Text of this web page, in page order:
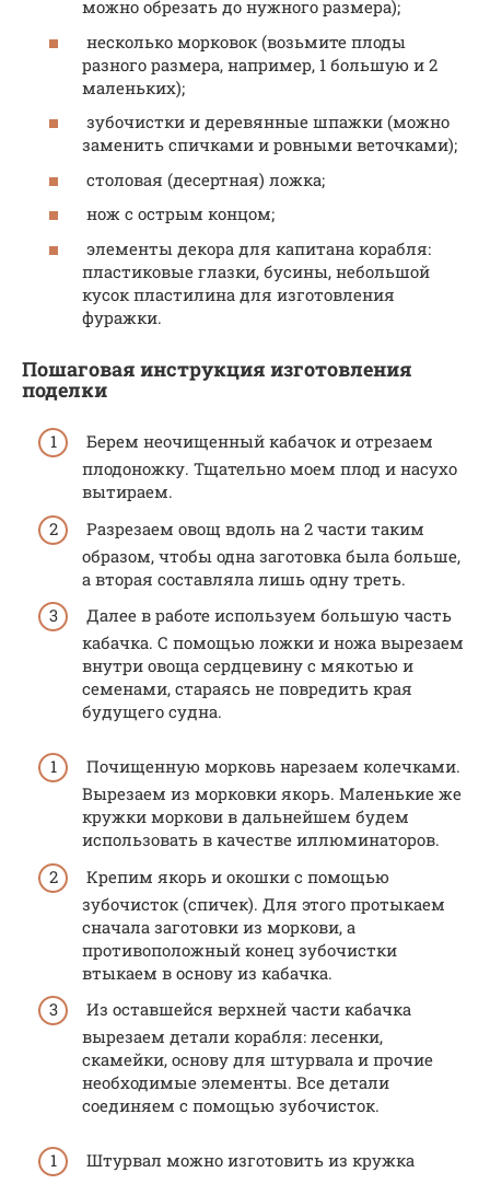
можно обрезать до нужного размера);
несколько морковок (возьмите плоды
разного размера, например, 1 большую и 2
маленьких);
зубочистки и деревянные шпажки (можно
заменить спичками и ровными веточками);
столовая (десертная) ложка;
нож с острым концом;
элементы декора для капитана корабля:
пластиковые глазки, бусины, небольшой
кусок пластилина для изготовления
фуражки.
Пошаговая инструкция изготовления
поделки
Берем неочищенный кабачок и отрезаем
плодоножку. Тщательно моем плод и насухо
вытираем.
Разрезаем овощ вдоль на 2 части таким
образом, чтобы одна заготовка была больше,
а вторая составляла лишь одну треть.
Далее в работе используем большую часть
кабачка. С помощью ложки и ножа вырезаем
внутри овоща сердцевину с мякотью и
семенами, стараясь не повредить края
будущего судна.
Почищенную морковь нарезаем колечками.
Вырезаем из морковки якорь. Маленькие же
кружки моркови в дальнейшем будем
использовать в качестве иллюминаторов.
Крепим якорь и окошки с помощью
зубочисток (спичек). Для этого протыкаем
сначала заготовки из моркови, а
противоположный конец зубочистки
втыкаем в основу из кабачка.
Из оставшейся верхней части кабачка
вырезаем детали корабля: лесенки,
скамейки, основу для штурвала и прочие
необходимые элементы. Все детали
соединяем с помощью зубочисток.
Штурвал можно изготовить из кружка